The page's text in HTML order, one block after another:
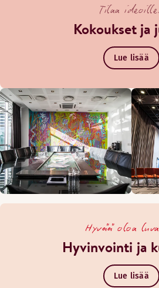
Tilaa
Kokoukset ja
Lue lisää
Hyvää oloa
Hyvinvointi ja
Lue lisää